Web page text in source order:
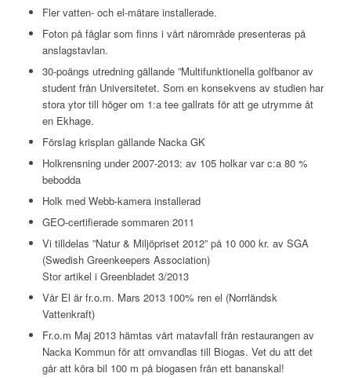
Fler vatten- och el-mätare installerade.
Foton på fåglar som finns i vårt närområde presenteras på
anslagstavlan.
30-poängs utredning gällande ”Multifunktionella golfbanor av
student från Universitetet. Som en konsekvens av studien har
stora ytor till höger om 1:a tee gallrats för att ge utrymme åt
en Ekhage.
Förslag krisplan gällande Nacka GK
Holkrensning under 2007-2013: av 105 holkar var c:a 80 %
bebodda
Holk med Webb-kamera installerad
GEO-certifierade sommaren 2011
Vi tilldelas ”Natur & Miljöpriset 2012” på 10 000 kr. av SGA
(Swedish Greenkeepers Association)
Stor artikel i Greenbladet 3/2013
Vår El är fr.o.m. Mars 2013 100% ren el (Norrländsk
Vattenkraft)
Fr.o.m Maj 2013 hämtas vårt matavfall från restaurangen av
Nacka Kommun för att omvandlas till Biogas. Vet du att det
går att köra bil 100 m på biogasen från ett bananskal!